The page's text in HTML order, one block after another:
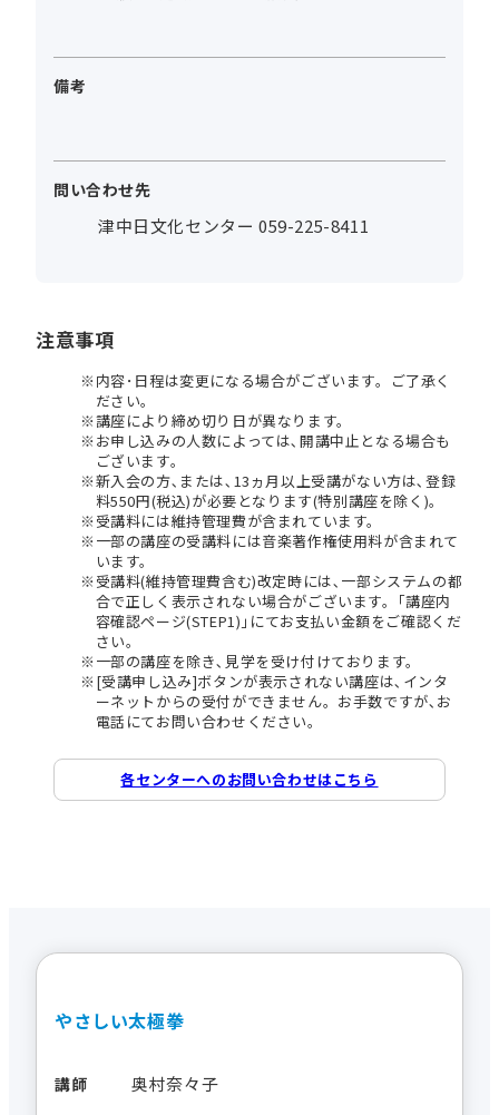
備考
問い合わせ先
津中日文化センター 059-225-8411
注意事項
内容･日程は変更になる場合がございます。ご了承く
ださい。
講座により締め切り日が異なります。
お申し込みの人数によっては､開講中止となる場合も
ございます。
新入会の方､または､13ヵ月以上受講がない方は､登録
料550円(税込)が必要となります(特別講座を除く)。
受講料には維持管理費が含まれています。
一部の講座の受講料には音楽著作権使用料が含まれて
います。
受講料(維持管理費含む)改定時には､一部システムの都
合で正しく表示されない場合がございます。｢講座内
容確認ページ(STEP1)｣にてお支払い金額をご確認くだ
さい。
一部の講座を除き､見学を受け付けております。
[受講申し込み]ボタンが表示されない講座は､インタ
ーネットからの受付ができません。お手数ですが､お
電話にてお問い合わせください。
各センターへのお問い合わせはこちら
やさしい太極拳
講師 奥村奈々子